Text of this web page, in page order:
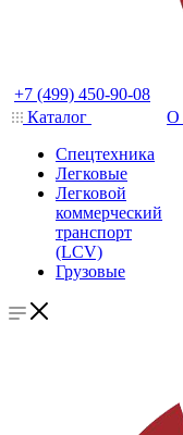
+7 (499) 450-90-08
Каталог
Спецтехника
Легковые
Легковой
коммерческий
транспорт
(LCV)
Грузовые
О